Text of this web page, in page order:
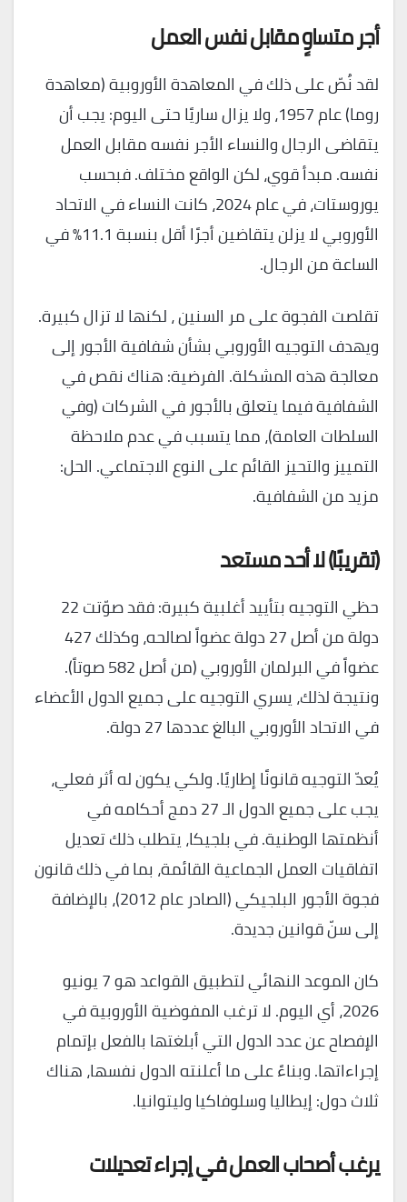
أجر متساوٍ مقابل نفس العمل
لقد نُصّ على ذلك في المعاهدة الأوروبية (معاهدة
روما) عام 1957، ولا يزال ساريًا حتى اليوم: يجب أن
يتقاضى الرجال والنساء الأجر نفسه مقابل العمل
نفسه. مبدأ قوي، لكن الواقع مختلف. فبحسب
يوروستات، في عام 2024، كانت النساء في الاتحاد
الأوروبي لا يزلن يتقاضين أجرًا أقل بنسبة 11.1% في
الساعة من الرجال.
تقلصت الفجوة على مر السنين ، لكنها لا تزال كبيرة.
ويهدف التوجيه الأوروبي بشأن شفافية الأجور إلى
معالجة هذه المشكلة. الفرضية: هناك نقص في
الشفافية فيما يتعلق بالأجور في الشركات (وفي
السلطات العامة)، مما يتسبب في عدم ملاحظة
التمييز والتحيز القائم على النوع الاجتماعي. الحل:
مزيد من الشفافية.
(تقريبًا) لا أحد مستعد
حظي التوجيه بتأييد أغلبية كبيرة: فقد صوّتت 22
دولة من أصل 27 دولة عضواً لصالحه، وكذلك 427
عضواً في البرلمان الأوروبي (من أصل 582 صوتاً).
ونتيجة لذلك، يسري التوجيه على جميع الدول الأعضاء
في الاتحاد الأوروبي البالغ عددها 27 دولة.
يُعدّ التوجيه قانونًا إطاريًا. ولكي يكون له أثر فعلي،
يجب على جميع الدول الـ 27 دمج أحكامه في
أنظمتها الوطنية. في بلجيكا، يتطلب ذلك تعديل
اتفاقيات العمل الجماعية القائمة، بما في ذلك قانون
فجوة الأجور البلجيكي (الصادر عام 2012)، بالإضافة
إلى سنّ قوانين جديدة.
كان الموعد النهائي لتطبيق القواعد هو 7 يونيو
2026، أي اليوم. لا ترغب المفوضية الأوروبية في
الإفصاح عن عدد الدول التي أبلغتها بالفعل بإتمام
إجراءاتها. وبناءً على ما أعلنته الدول نفسها، هناك
ثلاث دول: إيطاليا وسلوفاكيا وليتوانيا.
يرغب أصحاب العمل في إجراء تعديلات